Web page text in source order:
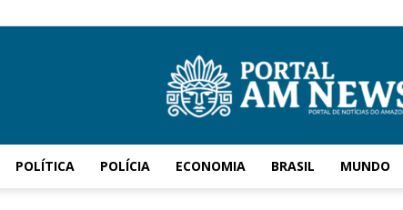
POLÍTICA POLÍCIA ECONOMIA BRASIL MUNDO